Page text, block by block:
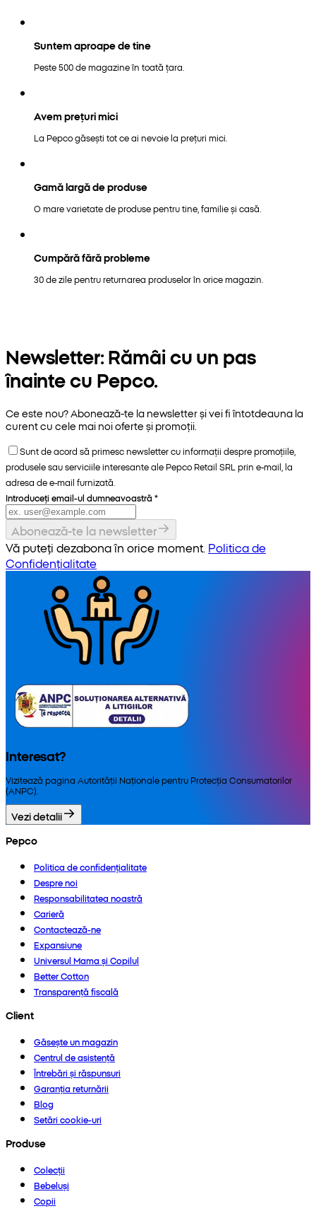
Suntem aproape de tine
Peste 500 de magazine în toată țara.
Avem prețuri mici
La Pepco găsești tot ce ai nevoie la prețuri mici.
Gamă largă de produse
O mare varietate de produse pentru tine, familie și casă.
Cumpără fără probleme
30 de zile pentru returnarea produselor în orice magazin.
Newsletter: Rămâi cu un pas
înainte cu Pepco.
Ce este nou? Abonează-te la newsletter și vei fi întotdeauna la
curent cu cele mai noi oferte și promoții.
Sunt de acord să primesc newsletter cu informații despre promoțiile,
produsele sau serviciile interesante ale Pepco Retail SRL prin e-mail, la
adresa de e-mail furnizată.
Introduceți email-ul dumneavoastră *
Abonează-te la newsletter
Vă puteți dezabona în orice moment. Politica de
Confidențialitate
Interesat?
Vizitează pagina Autorității Naționale pentru Protecția Consumatorilor
(ANPC).
Vezi detalii
Pepco
Politica de confidențialitate
Despre noi
Responsabilitatea noastră
Carieră
Contactează-ne
Expansiune
Universul Mama și Copilul
Better Cotton
Transparență fiscală
Client
Găsește un magazin
Centrul de asistență
Întrebări și răspunsuri
Garanția returnării
Blog
Setări cookie-uri
Produse
Colecții
Bebeluși
Copii